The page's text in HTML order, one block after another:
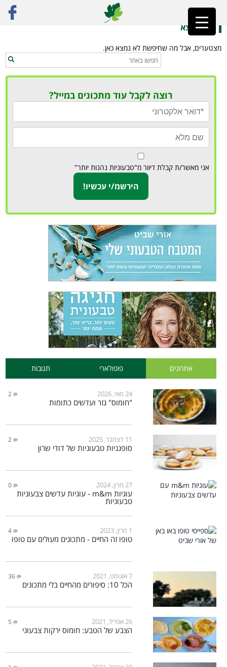
ראשי»טאלי טבעוני
לא נמצא
מצטערים, אבל מה שחיפשת לא נמצא כאן.
רוצה לקבל עוד מתכונים במייל?
אני מאשר/ת קבלת דיוור מ"טבעוניות נהנות יותר"
אחרונים פופולארי תגובות
24 מאי, 2026 2
"חומוס" גזר ועדשים כתומות
11 דצמבר, 2025 2
סופגניות טבעוניות של דודי שרון
27 מרץ, 2024 0
עוגיות m&m - עוגיות עדשים צבעוניות
טבעוניות
1 מרץ, 2023 4
טופו זה החיים - מתכונים מעולים עם טופו
7 אוגוסט, 2021 36
הכל 10: סיפורים מהחיים בלי מתכונים
26 אפריל, 2021 5
הצבע של הטבע: חומוס ירקות צבעוני